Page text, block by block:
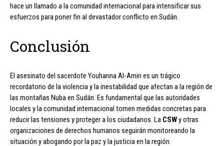
hace un llamado a la comunidad internacional para intensificar sus
esfuerzos para poner fin al devastador conflicto en Sudán.
Conclusión
El asesinato del sacerdote Youhanna Al-Amin es un trágico
recordatorio de la violencia y la inestabilidad que afectan a la región de
las montañas Nuba en Sudán. Es fundamental que las autoridades
locales y la comunidad internacional tomen medidas concretas para
reducir las tensiones y proteger a los ciudadanos. La CSWy otras
organizaciones de derechos humanos seguirán monitoreando la
situación y abogando por la paz y la justicia en la región.